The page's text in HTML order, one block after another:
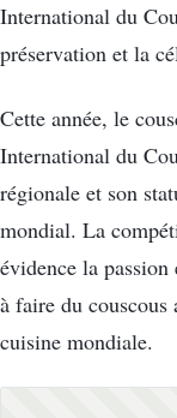
International du
préservation et la
Cette année, le
International du
régionale et son
mondial. La
évidence la
à faire du
cuisine mondiale.